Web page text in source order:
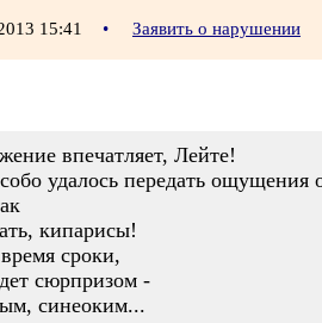
15:41 • Заявить о нарушении
впечатляет, Лейте!
удалось передать ощущения
кипарисы!
сроки,
сюрпризом -
синеоким...